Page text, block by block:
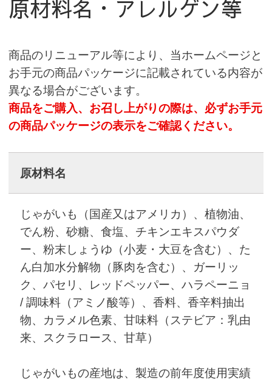
原材料名・アレルゲン等
商品のリニューアル等により、当ホームページと
お手元の商品パッケージに記載されている内容が
異なる場合がございます。
商品をご購入、お召し上がりの際は、必ずお手元
の商品パッケージの表示をご確認ください。
原材料名
じゃがいも（国産又はアメリカ）、植物油、
でん粉、砂糖、食塩、チキンエキスパウダ
ー、粉末しょうゆ（小麦・大豆を含む）、た
ん白加水分解物（豚肉を含む）、ガーリッ
ク、パセリ、レッドペッパー、ハラペーニョ
/ 調味料（アミノ酸等）、香料、香辛料抽出
物、カラメル色素、甘味料（ステビア：乳由
来、スクラロース、甘草）
じゃがいもの産地は、製造の前年度使用実績